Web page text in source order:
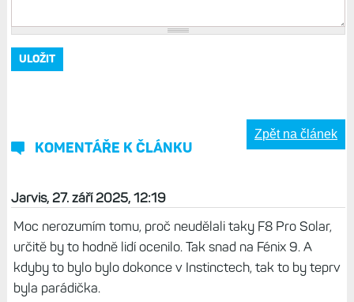
KOMENTÁŘE K ČLÁNKU
Zpět na článek
Jarvis, 27. září 2025, 12:19
Moc nerozumím tomu, proč neudělali taky F8 Pro Solar,
určitě by to hodně lidí ocenilo. Tak snad na Fénix 9. A
kdyby to bylo bylo dokonce v Instinctech, tak to by teprv
byla parádička.